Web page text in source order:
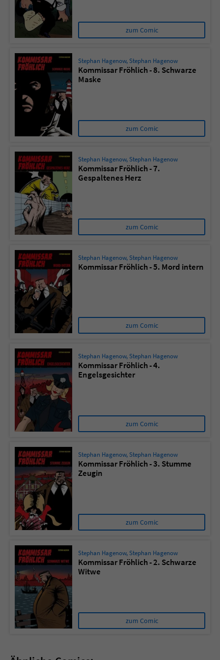
zum Comic
Stephan Hagenow, Stephan Hagenow
Kommissar Fröhlich - 8. Schwarze
Maske
zum Comic
Stephan Hagenow, Stephan Hagenow
Kommissar Fröhlich - 7.
Gespaltenes Herz
zum Comic
Stephan Hagenow, Stephan Hagenow
Kommissar Fröhlich - 5. Mord intern
zum Comic
Stephan Hagenow, Stephan Hagenow
Kommissar Fröhlich - 4.
Engelsgesichter
zum Comic
Stephan Hagenow, Stephan Hagenow
Kommissar Fröhlich - 3. Stumme
Zeugin
zum Comic
Stephan Hagenow, Stephan Hagenow
Kommissar Fröhlich - 2. Schwarze
Witwe
zum Comic